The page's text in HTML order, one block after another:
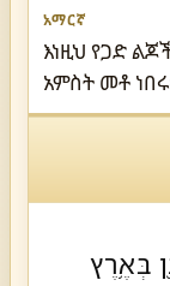
እነዚህ የጋድ
አምስት መቶ
בְּאֶ֥רֶץ